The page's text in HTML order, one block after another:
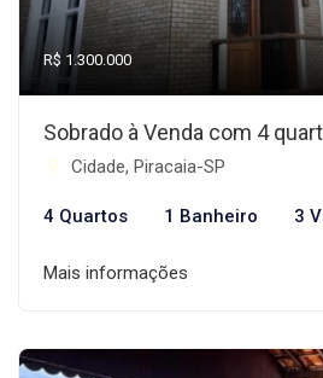
R$ 1.300.000
Sobrado à Venda com 4
Cidade, Piracaia-SP
4 Quartos 1 Banheiro 3
Mais informações